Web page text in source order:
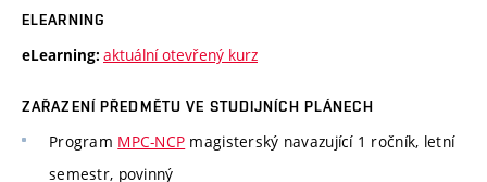
ELEARNING
eLearning: aktuální otevřený kurz
ZAŘAZENÍ PŘEDMĚTU VE STUDIJNÍCH PLÁNECH
Program MPC-NCP magisterský navazující 1 ročník, letní
semestr, povinný